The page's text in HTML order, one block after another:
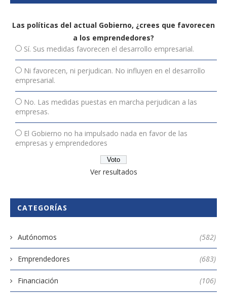
Las políticas del actual Gobierno, ¿crees que favorecen
a los emprendedores?
Sí. Sus medidas favorecen el desarrollo empresarial.
Ni favorecen, ni perjudican. No influyen en el desarrollo
empresarial.
No. Las medidas puestas en marcha perjudican a las
empresas.
El Gobierno no ha impulsado nada en favor de las
empresas y emprendedores
Ver resultados
CATEGORÍAS
Autónomos (582)
Emprendedores (683)
Financiación (106)